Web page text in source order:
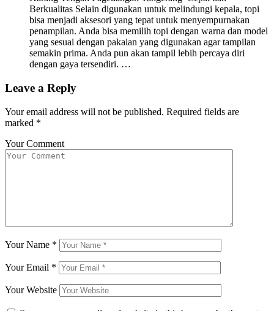
Berkualitas Selain digunakan untuk melindungi kepala, topi
bisa menjadi aksesori yang tepat untuk menyempurnakan
penampilan. Anda bisa memilih topi dengan warna dan model
yang sesuai dengan pakaian yang digunakan agar tampilan
semakin prima. Anda pun akan tampil lebih percaya diri
dengan gaya tersendiri. …
Leave a Reply
Your email address will not be published. Required fields are
marked *
Your Comment
Your Name *
Your Email *
Your Website